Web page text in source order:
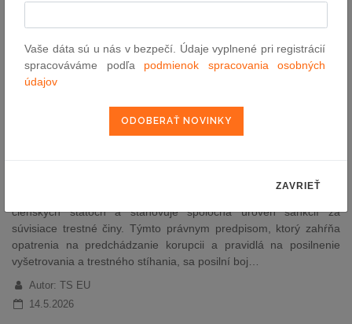
viac trestných činov, stanovia sa v nich vyššie tresty a zabezpečí
sa účinnejšie trestné stíhanie, a to aj…
Autor: TS EU
7.6.2026
Rada prijala nový celoúnijný právny predpis
Rada s konečnou platnosťou schválila nový právny predpis EÚ,
členských štátoch a stanovuje spoločná úroveň sankcií za
súvisiace trestné činy. Týmto právnym predpisom, ktorý zahŕňa
opatrenia na predchádzanie korupcii a pravidlá na posilnenie
vyšetrovania a trestného stíhania, sa posilní boj…
Autor: TS EU
14.5.2026
Vaše dáta sú u nás v bezpečí. Údaje vyplnené pri registrácií
spracováváme podľa podmienok spracovania osobných
údajov
ZAVRIEŤ